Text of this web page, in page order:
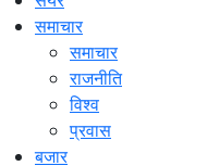
समाचार
समाचार
राजनीति
विश्व
प्रवास
बजार